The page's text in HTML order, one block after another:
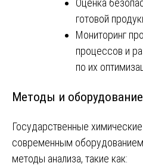
Оценка
готовой
Мониторинг
процессов и
по их
Методы и оборудование
Государственные
современным
методы анализа, такие как: